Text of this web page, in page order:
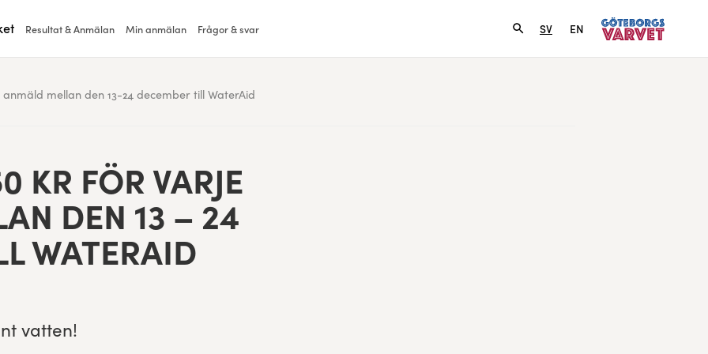
Resultat & Anmälan Min anmälan Frågor & svar SV EN
mellan den 13-24 december till WaterAid
KR FÖR VAR­JE
DEN 13 – 24
WATERAID
vatten!